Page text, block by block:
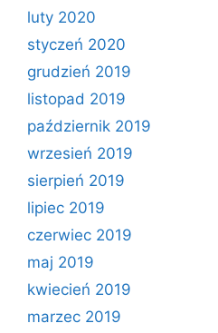
luty 2020
styczeń 2020
grudzień 2019
listopad 2019
październik 2019
wrzesień 2019
sierpień 2019
lipiec 2019
czerwiec 2019
maj 2019
kwiecień 2019
marzec 2019